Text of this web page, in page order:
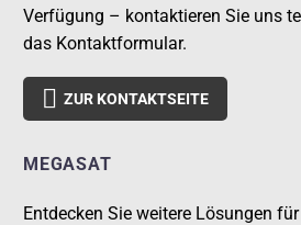
Verfügung – kontaktieren Sie uns
das Kontaktformular.
 ZUR KONTAKTSEITE
MEGASAT
Entdecken Sie weitere Lösungen